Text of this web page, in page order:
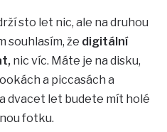
sto let nic, ale na druhou
souhlasím, že digitální
nic víc. Máte je na disku,
a piccasách a
dvacet let budete mít holé
fotku.